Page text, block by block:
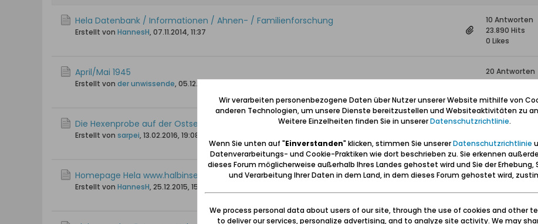
Hela Datenbank / Informationen / Ahnen- / Familienforschung
Erstellt von HannesH, 07.11.2014, 11:37
10 Antworten
23.890 Hits
0 Likes
April/Mai 1945
Erstellt von der unwissende, 05.12.2009, 17:19
20 Antworten
47.551 Hits
Die Hexenprobe auf der Ostsee im Putziger Wieck im Jahr 1836
Erstellt von sarpei, 13.02.2016, 19:08
1 Antwort
0 Likes
Homepage Hela www.halbinsel-hela.de
Erstellt von HannesH, 25.12.2015, 15:53
0 Antworten
0 Likes
Wir verarbeiten personenbezogene Daten über Nutzer unserer Website mithilfe von
anderen Technologien, um unsere Dienste bereitzustellen und Websiteaktivitäten zu
Weitere Einzelheiten finden Sie in unsererDatenschutzrichtlinie.
Wenn Sie unten auf "Einverstanden" klicken, stimmen Sie unsererDatenschutzrichtlinie
Datenverarbeitungs- und Cookie-Praktiken wie dort beschrieben zu. Sie erkennen
dieses Forum möglicherweise außerhalb Ihres Landes gehostet wird und Sie der Erhebung,
und Verarbeitung Ihrer Daten in dem Land, in dem dieses Forum gehostet wird,
We process personal data about users of our site, through the use of cookies and other
to deliver our services, personalize advertising, and to analyze site activity. We may